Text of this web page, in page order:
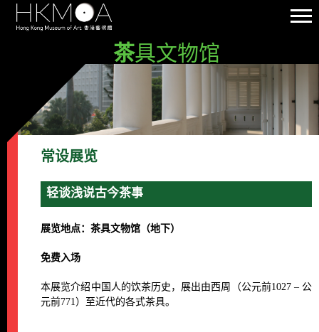
茶具文物馆
常设展览
轻谈浅说古今茶事
展览地点：茶具文物馆（地下）
免费入场
本展览介绍中国人的饮茶历史，展出由西周（公元前1027 – 公
元前771）至近代的各式茶具。